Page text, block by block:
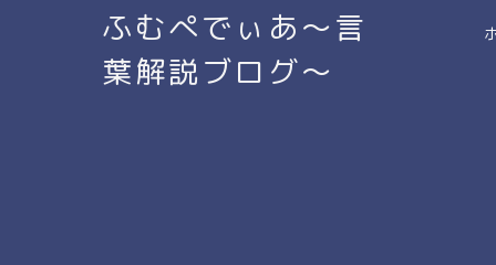
ふむぺでぃあ～言
葉解説ブログ～